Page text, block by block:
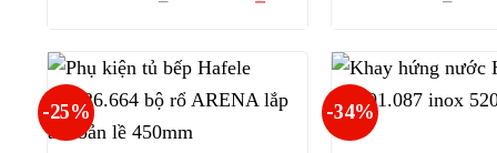
hiện
1.450.000₫.
-25% -34%